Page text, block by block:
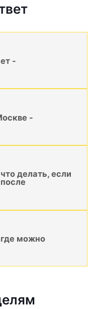
-
-
делать, если
можно